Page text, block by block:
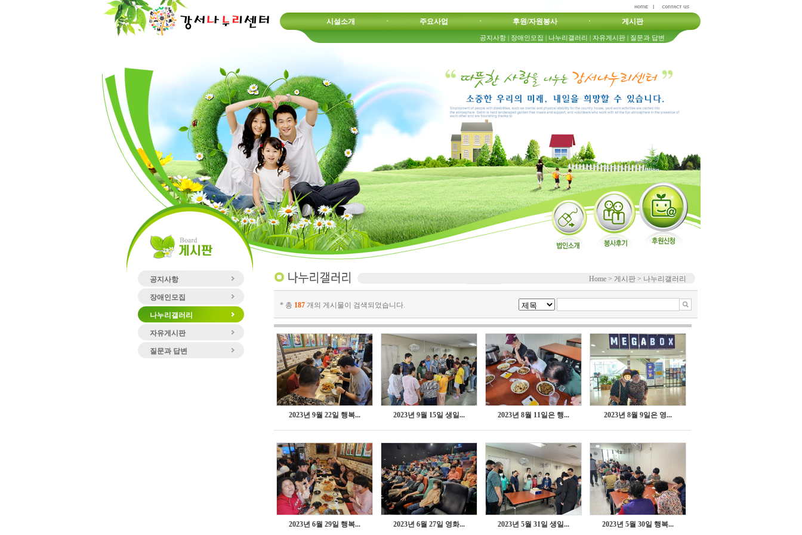
시설소개 ㆍ 주요사업 ㆍ 후원/자원봉사 ㆍ 게시판
공지사항| 장애인모집 | 나누리갤러리 | 자유게시판| 질문과 답변
공지사항
장애인모집
나누리갤러리
자유게시판
질문과 답변
Home > 게시판 > 나누리갤러리
* 총 187개의 게시물이 검색되었습니다.
2023년 9월 22일 행복... 2023년 9월 15일 생일... 2023년 8월 11일은 행... 2023년 8월 9일은 영...
2023년 6월 29일 행복... 2023년 6월 27일 영화... 2023년 5월 31일 생일... 2023년 5월 30일 행복...